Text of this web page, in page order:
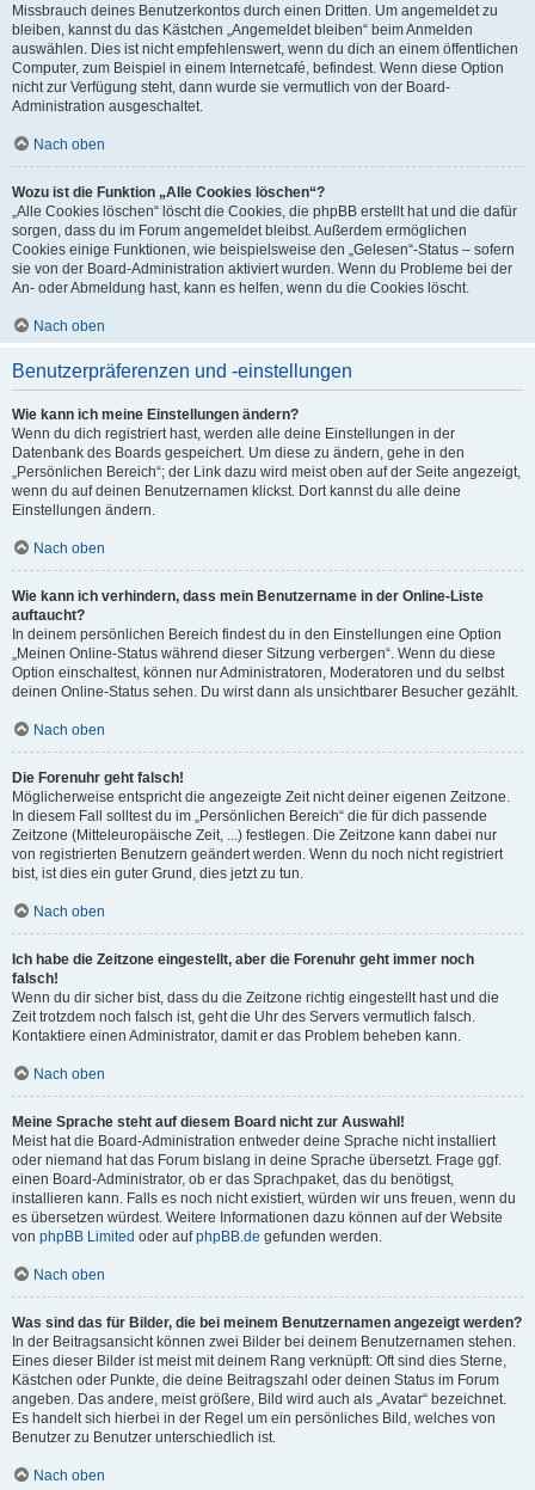
Missbrauch deines Benutzerkontos durch einen Dritten. Um angemeldet zu
bleiben, kannst du das Kästchen „Angemeldet bleiben“ beim Anmelden
auswählen. Dies ist nicht empfehlenswert, wenn du dich an einem öffentlichen
Computer, zum Beispiel in einem Internetcafé, befindest. Wenn diese Option
nicht zur Verfügung steht, dann wurde sie vermutlich von der Board-
Administration ausgeschaltet.
Nach oben
Wozu ist die Funktion „Alle Cookies löschen“?
„Alle Cookies löschen“ löscht die Cookies, die phpBB erstellt hat und die dafür
sorgen, dass du im Forum angemeldet bleibst. Außerdem ermöglichen
Cookies einige Funktionen, wie beispielsweise den „Gelesen“-Status – sofern
sie von der Board-Administration aktiviert wurden. Wenn du Probleme bei der
An- oder Abmeldung hast, kann es helfen, wenn du die Cookies löscht.
Nach oben
Benutzerpräferenzen und -einstellungen
Wie kann ich meine Einstellungen ändern?
Wenn du dich registriert hast, werden alle deine Einstellungen in der
Datenbank des Boards gespeichert. Um diese zu ändern, gehe in den
„Persönlichen Bereich“; der Link dazu wird meist oben auf der Seite angezeigt,
wenn du auf deinen Benutzernamen klickst. Dort kannst du alle deine
Einstellungen ändern.
Nach oben
Wie kann ich verhindern, dass mein Benutzername in der Online-Liste
auftaucht?
In deinem persönlichen Bereich findest du in den Einstellungen eine Option
„Meinen Online-Status während dieser Sitzung verbergen“. Wenn du diese
Option einschaltest, können nur Administratoren, Moderatoren und du selbst
deinen Online-Status sehen. Du wirst dann als unsichtbarer Besucher gezählt.
Nach oben
Die Forenuhr geht falsch!
Möglicherweise entspricht die angezeigte Zeit nicht deiner eigenen Zeitzone.
In diesem Fall solltest du im „Persönlichen Bereich“ die für dich passende
Zeitzone (Mitteleuropäische Zeit, ...) festlegen. Die Zeitzone kann dabei nur
von registrierten Benutzern geändert werden. Wenn du noch nicht registriert
bist, ist dies ein guter Grund, dies jetzt zu tun.
Nach oben
Ich habe die Zeitzone eingestellt, aber die Forenuhr geht immer noch
falsch!
Wenn du dir sicher bist, dass du die Zeitzone richtig eingestellt hast und die
Zeit trotzdem noch falsch ist, geht die Uhr des Servers vermutlich falsch.
Kontaktiere einen Administrator, damit er das Problem beheben kann.
Nach oben
Meine Sprache steht auf diesem Board nicht zur Auswahl!
Meist hat die Board-Administration entweder deine Sprache nicht installiert
oder niemand hat das Forum bislang in deine Sprache übersetzt. Frage ggf.
einen Board-Administrator, ob er das Sprachpaket, das du benötigst,
installieren kann. Falls es noch nicht existiert, würden wir uns freuen, wenn du
es übersetzen würdest. Weitere Informationen dazu können auf der Website
von phpBB Limited oder aufphpBB.de gefunden werden.
Nach oben
Was sind das für Bilder, die bei meinem Benutzernamen angezeigt werden?
In der Beitragsansicht können zwei Bilder bei deinem Benutzernamen stehen.
Eines dieser Bilder ist meist mit deinem Rang verknüpft: Oft sind dies Sterne,
Kästchen oder Punkte, die deine Beitragszahl oder deinen Status im Forum
angeben. Das andere, meist größere, Bild wird auch als „Avatar“ bezeichnet.
Es handelt sich hierbei in der Regel um ein persönliches Bild, welches von
Benutzer zu Benutzer unterschiedlich ist.
Nach oben